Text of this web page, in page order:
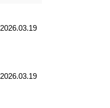
2026.03.19
2026.03.19